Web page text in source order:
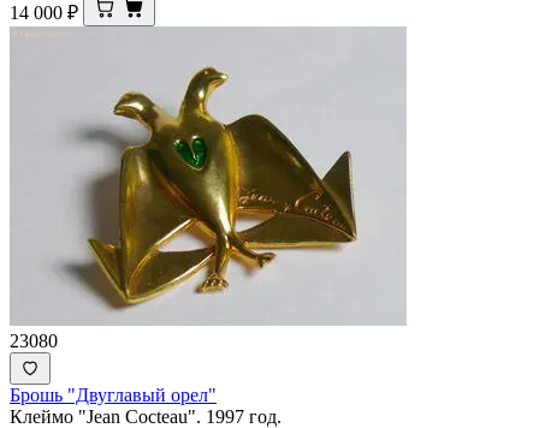
14 000 ₽
23080
Брошь "Двуглавый орел"
Клеймо "Jean Cocteau". 1997 год.